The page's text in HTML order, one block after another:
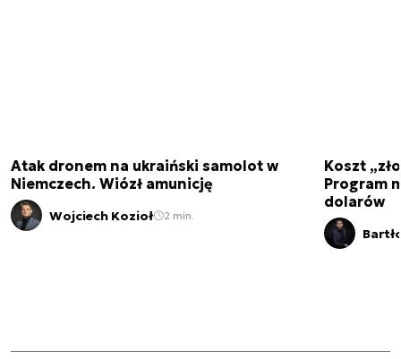
Atak dronem na ukraiński samolot w
Niemczech. Wiózł amunicję
Wojciech Kozioł 2 min.
Koszt
Program
dolarów